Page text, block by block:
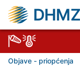
DHMZ
Objave - priopćenja